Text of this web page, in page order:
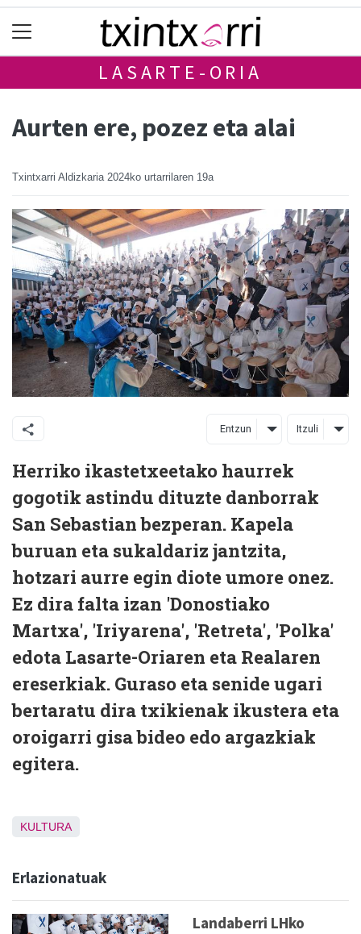
LASARTE-ORIA
Aurten ere, pozez eta alai
Txintxarri Aldizkaria 2024ko urtarrilaren 19a
Entzun Itzuli
Herriko ikastetxeetako haurrek
gogotik astindu dituzte danborrak
San Sebastian bezperan. Kapela
buruan eta sukaldariz jantzita,
hotzari aurre egin diote umore onez.
Ez dira falta izan 'Donostiako
Martxa', 'Iriyarena', 'Retreta', 'Polka'
edota Lasarte-Oriaren eta Realaren
ereserkiak. Guraso eta senide ugari
bertaratu dira txikienak ikustera eta
oroigarri gisa bideo edo argazkiak
egitera.
KULTURA
Erlazionatuak
Landaberri LHko